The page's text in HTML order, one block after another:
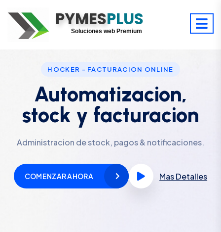
PYMESPLUS
Digitaliza tu éxito
Soluciones web Premium
HOCKER - FACTURACION ONLINE
Automatizacion,
stock y facturacion
Administracion de stock, pagos & notificaciones.
COMENZAR AHORA Mas Detalles